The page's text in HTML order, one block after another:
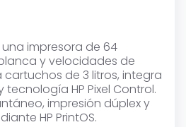
una impresora de 64
y velocidades de
cartuchos de 3 litros, integra
HP Pixel Control.
impresión dúplex y
HP PrintOS.